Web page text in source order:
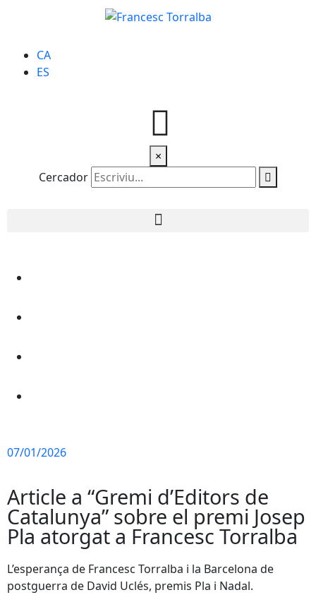
CA
ES
×
Cercador
07/01/2026
Article a “Gremi d’Editors de
Catalunya” sobre el premi Josep
Pla atorgat a Francesc Torralba
L’esperança de Francesc Torralba i la Barcelona de
postguerra de David Uclés, premis Pla i Nadal.